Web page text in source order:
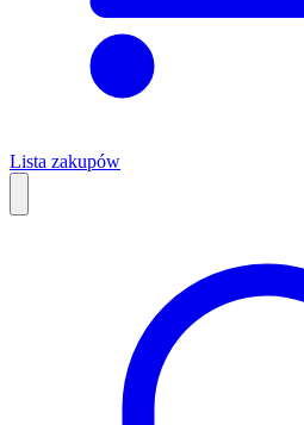
Lista zakupów